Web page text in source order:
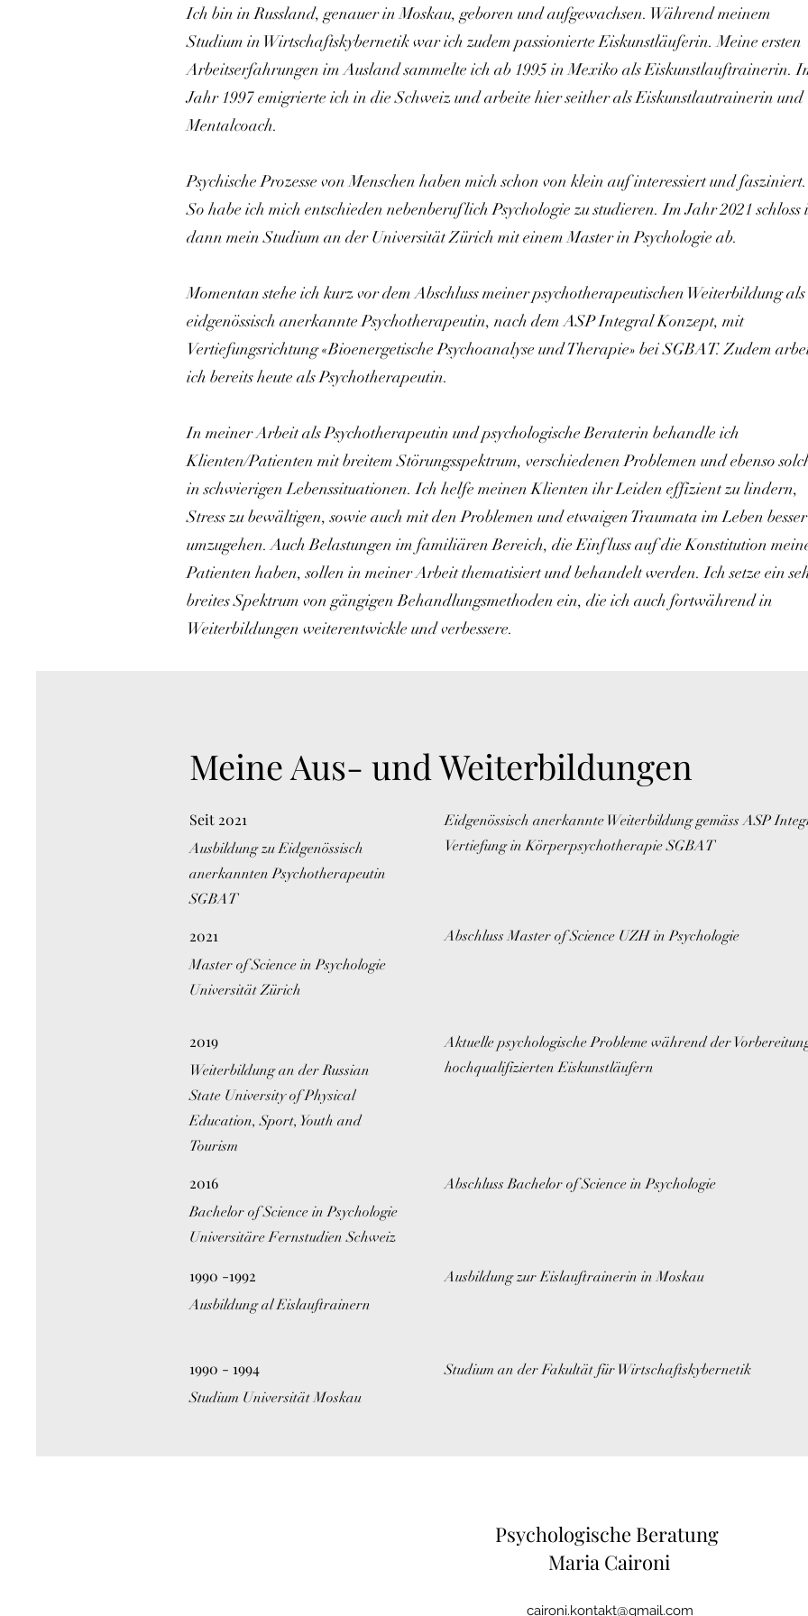
Ich bin in Russland, genauer in Moskau, geboren und aufgewachsen. Während meinem
Studium in Wirtschaftskybernetik war ich zudem passionierte Eiskunstläuferin. Meine ersten
Arbeitserfahrungen im Ausland sammelte ich ab 1995 in Mexiko als Eiskunstlauftrainerin.
Jahr 1997 emigrierte ich in die Schweiz und arbeite hier seither als Eiskunstlautrainerin und
Mentalcoach.
Psychische Prozesse von Menschen haben mich schon von klein auf interessiert und fasziniert.
So habe ich mich entschieden nebenberuflich Psychologie zu studieren. Im Jahr 2021 schloss
dann mein Studium an der Universität Zürich mit einem Master in Psychologie ab.
Momentan stehe ich kurz vor dem Abschluss meiner psychotherapeutischen Weiterbildung als
eidgenössisch anerkannte Psychotherapeutin, nach dem ASP Integral Konzept, mit
Vertiefungsrichtung «Bioenergetische Psychoanalyse und Therapie» bei SGBAT. Zudem
ich bereits heute als Psychotherapeutin.
In meiner Arbeit als Psychotherapeutin und psychologische Beraterin behandle ich
Klienten/Patienten mit breitem Störungsspektrum, verschiedenen Problemen und ebenso
in schwierigen Lebenssituationen. Ich helfe meinen Klienten ihr Leiden effizient zu lindern,
Stress zu bewältigen, sowie auch mit den Problemen und etwaigen Traumata im Leben besser
umzugehen. Auch Belastungen im familiären Bereich, die Einfluss auf die Konstitution
Patienten haben, sollen in meiner Arbeit thematisiert und behandelt werden. Ich setze ein
breites Spektrum von gängigen Behandlungsmethoden ein, die ich auch fortwährend in
Weiterbildungen weiterentwickle und verbessere.
Meine Aus- und Weiterbildungen
Seit 2021
Ausbildung zu Eidgenössisch
anerkannten Psychotherapeutin
SGBAT
Eidgenössisch anerkannte Weiterbildung gemäss ASP
Vertiefung in Körperpsychotherapie SGBAT
2021
Master of Science in Psychologie
Universität Zürich
Abschluss Master of Science UZH in Psychologie
2019
Weiterbildung an der Russian
State University of Physical
Education, Sport, Youth and
Tourism
Aktuelle psychologische Probleme während der
hochqualifizierten Eiskunstläufern
2016
Bachelor of Science in Psychologie
Universitäre Fernstudien Schweiz
Abschluss Bachelor of Science in Psychologie
1990 -1992
Ausbildung al Eislauftrainern
Ausbildung zur Eislauftrainerin in Moskau
1990 - 1994
Studium Universität Moskau
Studium an der Fakultät für Wirtschaftskybernetik
Psychologische Beratung
Maria Caironi
caironi.kontakt@gmail.com